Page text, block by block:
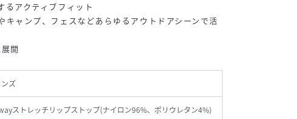
るアクティブフィット
キャンプ、フェスなどあらゆるアウトドアシーンで活
開
ズ
ストレッチリップストップ(ナイロン96%、ポリウレタン4%)